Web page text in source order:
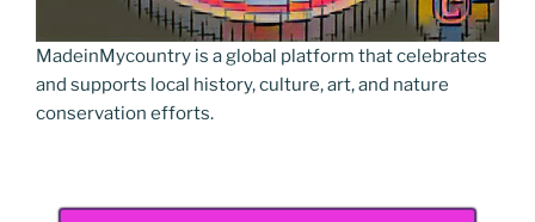
MadeinMycountry is a global platform that celebrates
and supports local history, culture, art, and nature
conservation efforts.